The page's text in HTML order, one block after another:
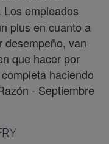
empleados
plus en cuanto a
desempeño, van
que hacer por
haciendo
- Septiembre